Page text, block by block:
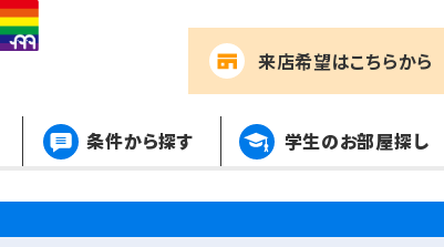
来店希望はこちらから
条件から探す 学生のお部屋探し